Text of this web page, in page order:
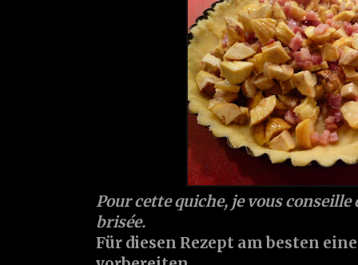
Pour cette quiche, je vous
brisée.
Für diesen Rezept am besten